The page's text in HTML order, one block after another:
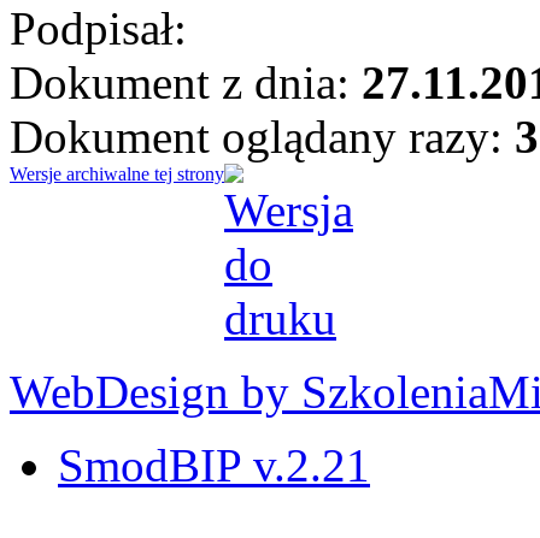
Podpisał:
Dokument z dnia:
Dokument oglądany razy:
Wersje archiwalne tej strony
WebDesign by
SmodBIP v.2.21